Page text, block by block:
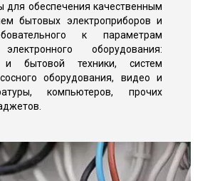
для обеспечения качественным
бытовых электроприборов и
к параметрам
оборудования:
и бытовой техники, систем
оборудования, видео и
компьютеров, прочих